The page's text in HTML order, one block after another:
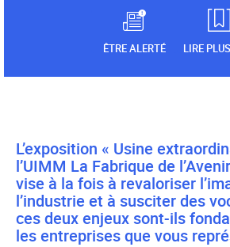
ÊTRE ALERTÉ LIRE
L’exposition « Usine
l’UIMM La Fabrique de
vise à la fois à revaloriser
l’industrie et à susciter des
ces deux enjeux sont-ils
les entreprises que vous